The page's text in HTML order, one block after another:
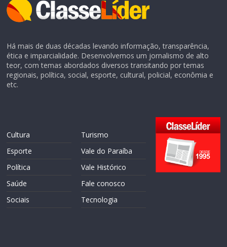
Há mais de duas décadas levando informação, transparência,
ética e imparcialidade. Desenvolvemos um jornalismo de alto
teor, com temas abordados diversos transitando por temas
regionais, política, social, esporte, cultural, policial, econômia e
etc.
Cultura
Esporte
Política
Saúde
Sociais
Turismo
Vale do Paraíba
Vale Histórico
Fale conosco
Tecnologia